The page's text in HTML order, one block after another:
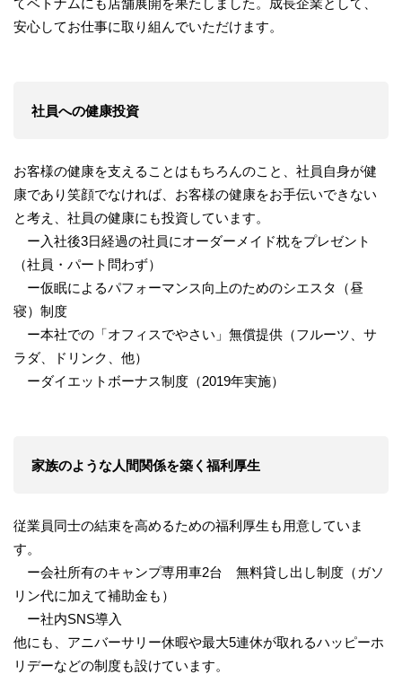
安心してお仕事に取り組んでいただけます。
社員への健康投資
お客様の健康を支えることはもちろんのこと、社員自身が健
康であり笑顔でなければ、お客様の健康をお手伝いできない
と考え、社員の健康にも投資しています。
ー入社後3日経過の社員にオーダーメイド枕をプレゼント
（社員・パート問わず）
ー仮眠によるパフォーマンス向上のためのシエスタ（昼
寝）制度
ー本社での「オフィスでやさい」無償提供（フルーツ、サ
ラダ、ドリンク、他）
ーダイエットボーナス制度（2019年実施）
家族のような人間関係を築く福利厚生
従業員同士の結束を高めるための福利厚生も用意していま
す。
ー会社所有のキャンプ専用車2台 無料貸し出し制度（ガソ
リン代に加えて補助金も）
ー社内SNS導入
他にも、アニバーサリー休暇や最大5連休が取れるハッピーホ
リデーなどの制度も設けています。